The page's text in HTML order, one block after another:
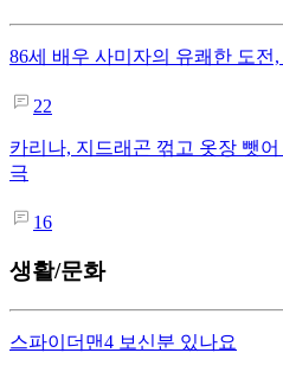
86세 배우 사미자의 유쾌한 도
22
카리나, 지드래곤 꺾고 옷장 뺏
극
16
생활/문화
스파이더맨4 보신분 있나요